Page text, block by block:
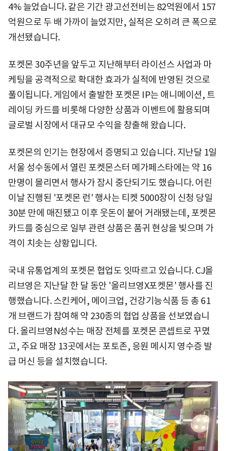
4% 늘었습니다. 같은 기간 광고선전비는 82억원에서 157
억원으로 두 배 가까이 늘었지만, 실적은 오히려 큰 폭으로
개선됐습니다.
포켓몬 30주년을 앞두고 지난해부터 라이선스 사업과 마
케팅을 공격적으로 확대한 효과가 실적에 반영된 것으로
풀이됩니다. 게임에서 출발한 포켓몬 IP는 애니메이션, 트
레이딩 카드를 비롯해 다양한 상품과 이벤트에 활용되며
글로벌 시장에서 대규모 수익을 창출해 왔습니다.
포켓몬의 인기는 현장에서 증명되고 있습니다. 지난달 1일
서울 성수동에서 열린 포켓몬스터 메가페스타에는 약 16
만명이 몰리면서 행사가 잠시 중단되기도 했습니다. 어린
이날 진행된 '포켓몬 런' 행사는 티켓 5000장이 신청 당일
30분 만에 매진됐고 이후 웃돈이 붙어 거래됐는데, 포켓몬
카드를 중심으로 일부 관련 상품은 품귀 현상을 빚으며 가
격이 치솟는 상황입니다.
국내 유통업계의 포켓몬 협업도 잇따르고 있습니다. CJ올
리브영은 지난달 한 달 동안 '올리브영X포켓몬' 행사를 진
행했습니다. 스킨케어, 메이크업, 건강기능식품 등 총 61
개 브랜드가 참여해 약 230종의 협업 상품을 선보였습니
다. 올리브영N성수는 매장 전체를 포켓몬 콘셉트로 꾸몄
고, 주요 매장 13곳에서는 포토존, 응원 메시지 영수증 발
급 머신 등을 설치했습니다.